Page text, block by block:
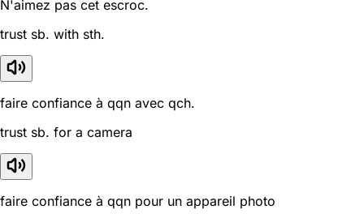
N'aimez pas cet escroc.
trust sb. with sth.
faire confiance à qqn avec qch.
trust sb. for a camera
faire confiance à qqn pour un appareil photo